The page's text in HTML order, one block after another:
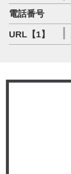
電話番号
URL【1】